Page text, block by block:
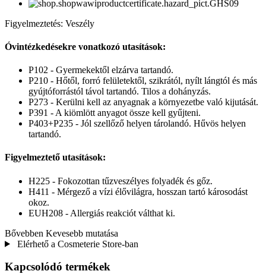
Figyelmeztetés: Veszély
Óvintézkedésekre vonatkozó utasítások:
P102 - Gyermekektől elzárva tartandó.
P210 - Hőtől, forró felületektől, szikrától, nyílt lángtól és más
gyújtóforrástól távol tartandó. Tilos a dohányzás.
P273 - Kerülni kell az anyagnak a környezetbe való kijutását.
P391 - A kiömlött anyagot össze kell gyűjteni.
P403+P235 - Jól szellőző helyen tárolandó. Hűvös helyen
tartandó.
Figyelmeztető utasítások:
H225 - Fokozottan tűzveszélyes folyadék és gőz.
H411 - Mérgező a vízi élővilágra, hosszan tartó károsodást
okoz.
EUH208 - Allergiás reakciót válthat ki.
Bővebben Kevesebb mutatása
Elérhető a Cosmeterie Store-ban
Kapcsolódó termékek